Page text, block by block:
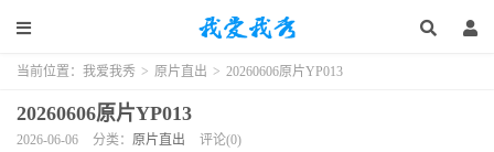
当前位置： 我爱我秀 > 原片直出 > 20260606原片YP013
20260606原片YP013
2026-06-06 分类： 原片直出 评论(0)